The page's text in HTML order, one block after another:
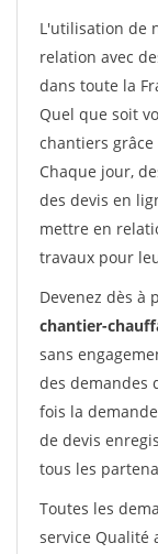
L'utilisation de
relation avec
dans toute la
Quel que soit
chantiers grâce
Chaque jour,
des devis en
mettre en
travaux pour
Devenez dès à
chantier-
sans
des demandes
fois la
de devis
tous les
Toutes les
service Qualité